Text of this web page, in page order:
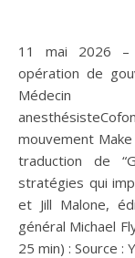
11 mai 2026 – Sur TocsinHantavirus : une nouvelle
opération de
Médecin
mouvement
traduction de
stratégies qui
et Jill Malone,
général Michael
25 min) : Source :